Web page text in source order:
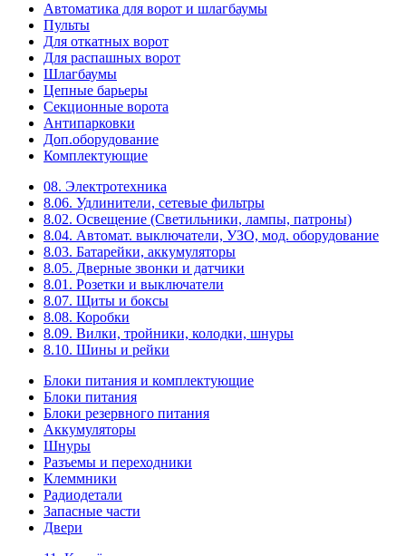
Автоматика для ворот и шлагбаумы
Пульты
Для откатных ворот
Для распашных ворот
Шлагбаумы
Цепные барьеры
Секционные ворота
Антипарковки
Доп.оборудование
Комплектующие
08. Электротехника
8.06. Удлинители, сетевые фильтры
8.02. Освещение (Светильники, лампы, патроны)
8.04. Автомат. выключатели, УЗО, мод. оборудование
8.03. Батарейки, аккумуляторы
8.05. Дверные звонки и датчики
8.01. Розетки и выключатели
8.07. Щиты и боксы
8.08. Коробки
8.09. Вилки, тройники, колодки, шнуры
8.10. Шины и рейки
Блоки питания и комплектующие
Блоки питания
Блоки резервного питания
Аккумуляторы
Шнуры
Разъемы и переходники
Клеммники
Радиодетали
Запасные части
Двери